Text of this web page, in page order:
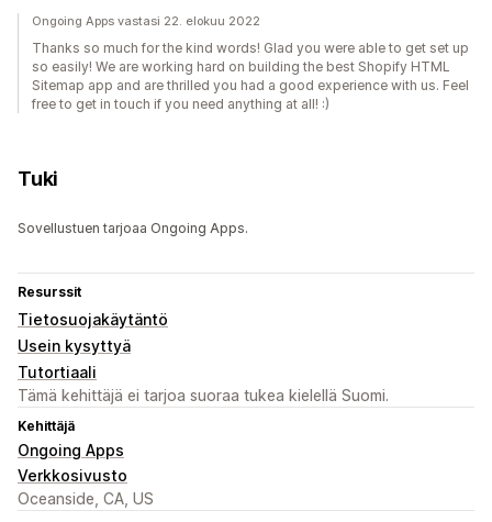
Ongoing Apps vastasi 22. elokuu 2022
Thanks so much for the kind words! Glad you were able to get set up
so easily! We are working hard on building the best Shopify HTML
Sitemap app and are thrilled you had a good experience with us. Feel
free to get in touch if you need anything at all! :)
Tuki
Sovellustuen tarjoaa Ongoing Apps.
Resurssit
Tietosuojakäytäntö
Usein kysyttyä
Tutortiaali
Tämä kehittäjä ei tarjoa suoraa tukea kielellä Suomi.
Kehittäjä
Ongoing Apps
Verkkosivusto
Oceanside, CA, US